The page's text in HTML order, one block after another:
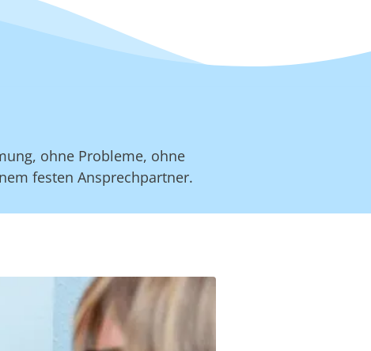
ohne Probleme, ohne
festen Ansprechpartner.